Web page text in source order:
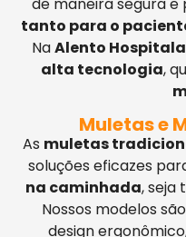
tanto para o
NaAlento
alta tecnologia,
Muletas e
As muletas
soluções eficazes
na caminhada, seja
Nossos modelos são
design